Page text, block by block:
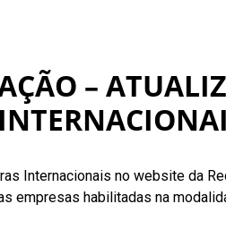
–
Internacionais no website da
empresas habilitadas na